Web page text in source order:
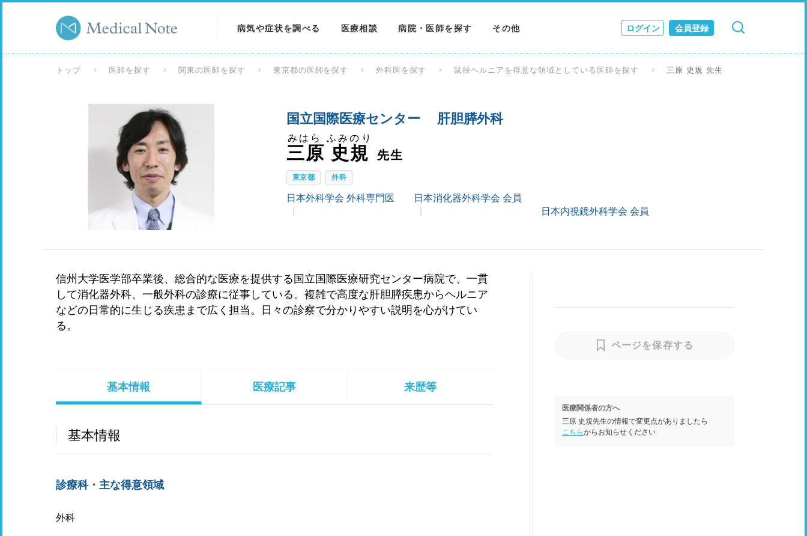
病気や症状を調べる
検査を調べる
医療相談 病院・医師を探す その他 ログイン 会員登録
検索 キャンセル
トップ 医師を探す 関東の医師を探す 東京都の医師を探す 外科医を探す 鼠径ヘルニアを得意な領域としている医師を探す 三原 史規 先生
国立国際医療センター 肝胆膵外科
三原 史規
みはら ふみのり
先生
東京都 外科
日本外科学会 外科専門医
日本消化器外科学会 会員
日本内視鏡外科学会 会員
信州大学医学部卒業後、総合的な医療を提供する国立国際医療研究センター病院で、一貫
して消化器外科、一般外科の診療に従事している。複雑で高度な肝胆膵疾患からヘルニア
などの日常的に生じる疾患まで広く担当。日々の診察で分かりやすい説明を心がけてい
る。
基本情報 医療記事 来歴等
基本情報
診療科・主な得意領域
外科
ページを保存する
医療関係者の方へ
三原 史規先生の情報で変更点がありましたら
こちらからお知らせください